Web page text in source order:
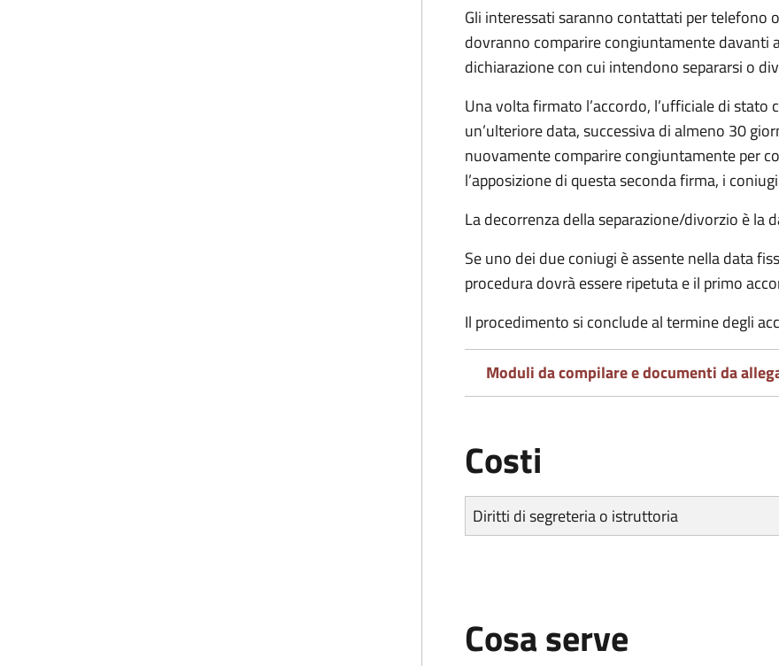
Gli interessati saranno contattati per telefono
dovranno comparire congiuntamente davanti
dichiarazione con cui intendono separarsi o
Una volta firmato l’accordo, l’ufficiale di stato
un’ulteriore data, successiva di almeno 30
nuovamente comparire congiuntamente per
l’apposizione di questa seconda firma, i
La decorrenza della separazione/divorzio è la
Se uno dei due coniugi è assente nella data
procedura dovrà essere ripetuta e il primo
Il procedimento si conclude al termine degli
Moduli da compilare e documenti da
Costi
Diritti di segreteria o istruttoria
Cosa serve